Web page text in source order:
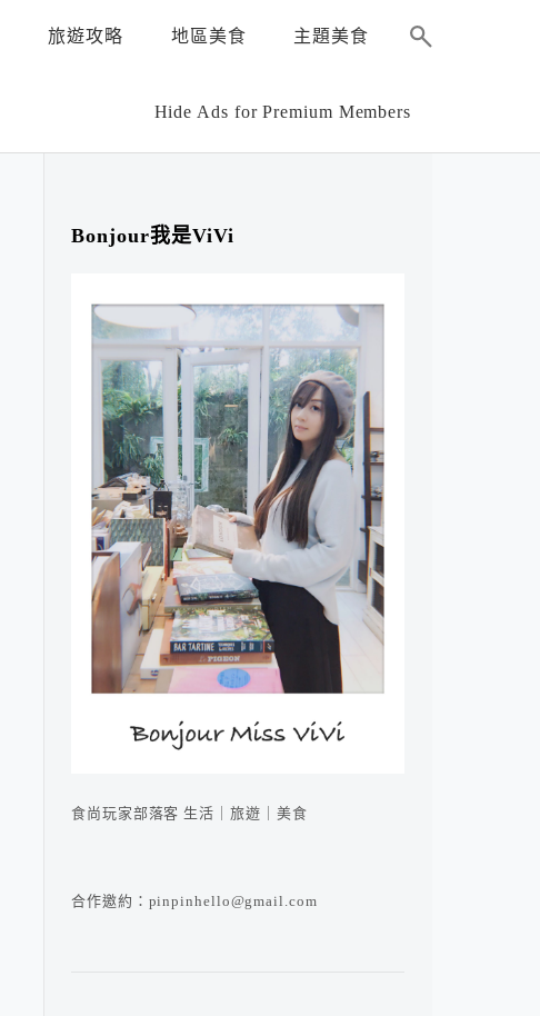
旅遊攻略 地區美食 主題美食
Hide Ads for Premium Members
Bonjour我是ViVi
食尚玩家部落客 生活｜旅遊｜美食
合作邀約：pinpinhello@gmail.com